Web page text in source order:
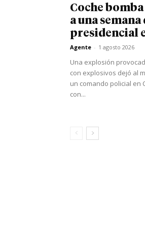
Coche bomba
a una
presidencial
Agente - 1 agosto 2026
Una explosión
con explosivos dejó al
un comando policial en
con...